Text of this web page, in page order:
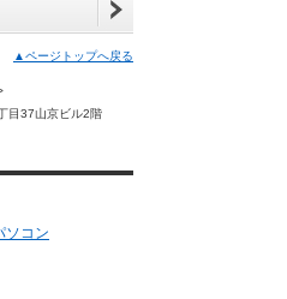
▲ページトップへ戻る
目37山京ビル2階
ソコン